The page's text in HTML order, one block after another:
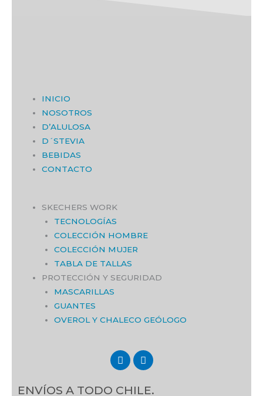
INICIO
NOSOTROS
D’ALULOSA
D´STEVIA
BEBIDAS
CONTACTO
SKECHERS WORK
TECNOLOGÍAS
COLECCIÓN HOMBRE
COLECCIÓN MUJER
TABLA DE TALLAS
PROTECCIÓN Y SEGURIDAD
MASCARILLAS
GUANTES
OVEROL Y CHALECO GEÓLOGO
F
a
e
I
n
t
ENVÍOS A TODO CHILE.